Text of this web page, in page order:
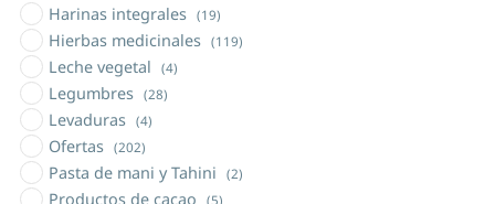
Harinas integrales (19)
Hierbas medicinales (119)
Leche vegetal (4)
Legumbres (28)
Levaduras (4)
Ofertas (202)
Pasta de mani y Tahini (2)
Productos de cacao (5)